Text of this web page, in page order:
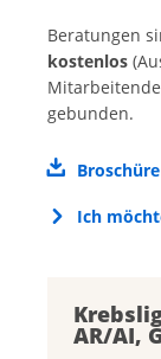
Beratungen
kostenlos
gebunden.
Ich
AR/AI,